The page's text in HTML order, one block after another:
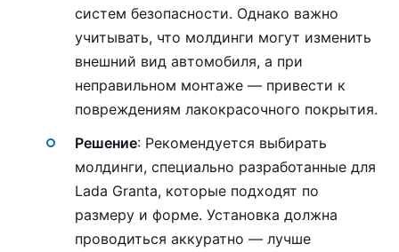
систем безопасности. Однако важно
учитывать, что молдинги могут изменить
внешний вид автомобиля, а при
неправильном монтаже — привести к
повреждениям лакокрасочного покрытия.
Решение: Рекомендуется выбирать
молдинги, специально разработанные для
Lada Granta, которые подходят по
размеру и форме. Установка должна
проводиться аккуратно — лучше